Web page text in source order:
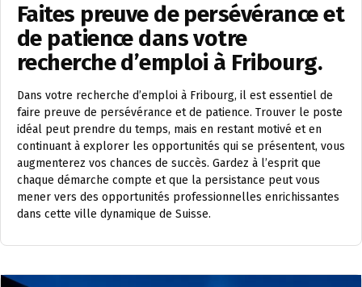
Faites preuve de persévérance et
de patience dans votre
recherche d’emploi à Fribourg.
Dans votre recherche d’emploi à Fribourg, il est essentiel de
faire preuve de persévérance et de patience. Trouver le poste
idéal peut prendre du temps, mais en restant motivé et en
continuant à explorer les opportunités qui se présentent, vous
augmenterez vos chances de succès. Gardez à l’esprit que
chaque démarche compte et que la persistance peut vous
mener vers des opportunités professionnelles enrichissantes
dans cette ville dynamique de Suisse.